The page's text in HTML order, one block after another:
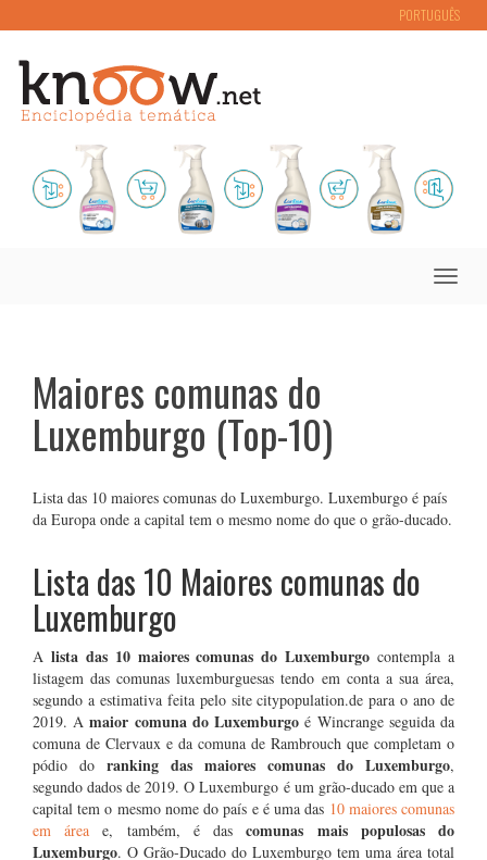
PORTUGUÊS
Toggle
Maiores comunas do
Luxemburgo (Top-10)
Lista das 10 maiores comunas do Luxemburgo. Luxemburgo é país
da Europa onde a capital tem o mesmo nome do que o grão-ducado.
Lista das 10 Maiores comunas do
Luxemburgo
A lista das 10 maiores comunas do Luxemburgo contempla a
listagem das comunas luxemburguesas tendo em conta a sua área,
segundo a estimativa feita pelo site citypopulation.de para o ano de
2019. Amaior comuna do Luxemburgo é Wincrange seguida da
comuna de Clervaux e da comuna de Rambrouch que completam o
pódio do ranking das maiores comunas do Luxemburgo,
segundo dados de 2019. O Luxemburgo é um grão-ducado em que a
capital tem o mesmo nome do país e é uma das 10 maiores comunas
em área e, também, é dascomunas mais populosas do
Luxemburgo. O Grão-Ducado do Luxemburgo tem uma área total